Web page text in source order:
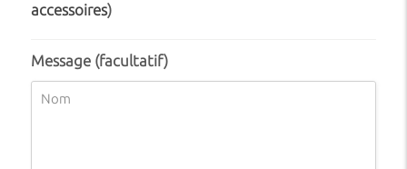
accessoires)
Message (facultatif)